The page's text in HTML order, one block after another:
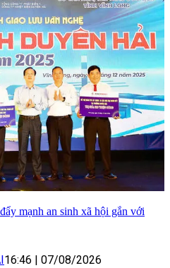
mạnh an sinh xã hội gắn với
16:46 07/08/2026